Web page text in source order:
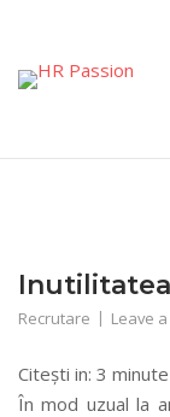
content
Recrutare Leave
Citești in: 3 minute
În mod uzual la